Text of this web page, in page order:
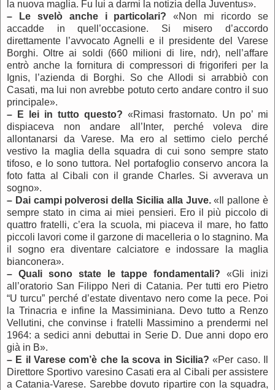
la nuova maglia. Fu lui a darmi la notizia della Juventus».
–
Le svelò anche i particolari? «Non mi ricordo se
accadde in quell’occasione. Si misero d’accordo
direttamente l’avvocato Agnelli e il presidente del Varese
Borghi. Oltre ai soldi (660 milioni di lire, ndr), nell’affare
entrò anche la fornitura di compressori di frigoriferi per la
Ignis, l’azienda di Borghi. So che Allodi si arrabbiò con
Casati, ma lui non avrebbe potuto certo andare contro il suo
principale».
–
E lei in tutto questo? «Rimasi frastornato. Un po’ mi
dispiaceva non andare all’Inter, perché voleva dire
allontanarsi da Varese. Ma ero al settimo cielo perché
vestivo la maglia della squadra di cui sono sempre stato
tifoso, e lo sono tuttora. Nel portafoglio conservo ancora la
foto fatta al Cibali con il grande Charles. Si avverava un
sogno».
– Dai campi polverosi della Sicilia alla Juve.«Il pallone è
sempre stato in cima ai miei pensieri. Ero il più piccolo di
quattro fratelli, c’era la scuola, mi piaceva il mare, ho fatto
piccoli lavori come il garzone di macelleria o lo stagnino. Ma
il sogno era diventare calciatore e indossare la maglia
bianconera».
– Quali sono state le tappe fondamentali? «Gli inizi
all’oratorio San Filippo Neri di Catania. Per tutti ero Pietro
“U turcu” perché d’estate diventavo nero come la pece. Poi
la Trinacria e infine la Massiminiana. Devo tutto a Renzo
Vellutini, che convinse i fratelli Massimino a prendermi nel
1964: a sedici anni debuttai in Serie D. Due anni dopo ero
già in B».
– E il Varese com’è che la scova in Sicilia? «Per caso. Il
Direttore Sportivo varesino Casati era al Cibali per assistere
a Catania-Varese. Sarebbe dovuto ripartire con la squadra,